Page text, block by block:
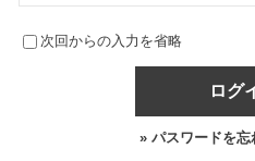
次回からの入力を省略
ログ
» パスワードを忘